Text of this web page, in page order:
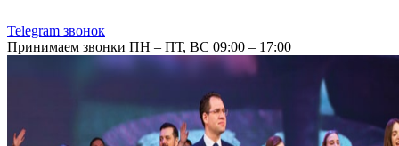
Telegram звонок
Принимаем звонки ПН – ПТ, ВС 09:00 – 17:00